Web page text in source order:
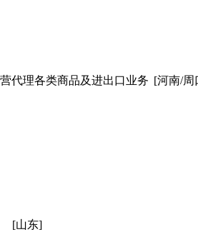
代理各类商品及进出口业务 [河南/周
[山东]